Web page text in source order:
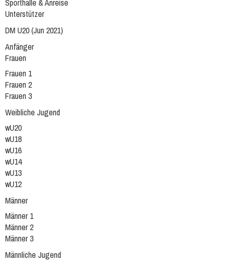
Sporthalle & Anreise
Unterstützer
DM U20 (Jun 2021)
Anfänger
Frauen
Frauen 1
Frauen 2
Frauen 3
Weibliche Jugend
wU20
wU18
wU16
wU14
wU13
wU12
Männer
Männer 1
Männer 2
Männer 3
Männliche Jugend